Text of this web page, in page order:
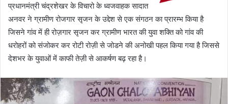
प्रधानमंत्री चंद्रशेखर के विचारो के ध्वजवाहक सादात
अनवर ने ग्रामीण रोजगार सृजन के उद्देश से एक संगठन का प्रारम्भ किया है
जिसने गांव में ही रोज़गार सृजन कर ग्रामीण भारत की युवा शक्ति को गांव की
धरोहरों को संजोकर कर रोटी रोज़ी से जोडने की अनोखी पहल किया गया है जिससे
देशभर के युवाओं में काफी तेज़ी से आकर्षण बढ़ रहा है।